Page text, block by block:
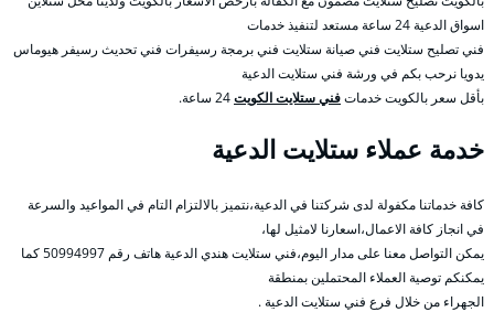
اسواق الدعية 24 ساعة مستعد لتنفيذ خدمات
فني تصليح ستلايت فني صيانة ستلايت فني برمجة رسيفرات فني تحديث رسيفر هيوماس
يدويا نرحب بكم في ورشة فني ستلايت الدعية
بأقل سعر بالكويت خدماتفني ستلايت الكويت
خدمة عملاء ستلايت الدعية
كافة خدماتنا مكفولة لدى شركتنا في الدعية،نتميز بالالتزام التام في المواعيد والسرعة
في انجاز كافة الاعمال،اسعارنا لامثيل لها،
يمكن التواصل معنا على مدار اليوم،فني ستلايت هندي الدعية هاتف رقم 50994997 كما
يمكنكم توصية العملاء المحتملين بمنطقة
الجهراء من خلال فرع فني ستلايت الدعية .